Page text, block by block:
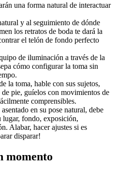
una forma natural de interactuar
y al seguimiento de dónde
los retratos de boda te dará la
el telón de fondo perfecto
de iluminación a través de la
cómo configurar la toma sin
la toma, hable con sus sujetos,
de pie, guíelos con movimientos de
comprensibles.
en su pose natural, debe
lugar, fondo, exposición,
Alabar, hacer ajustes si es
disparar!
momento